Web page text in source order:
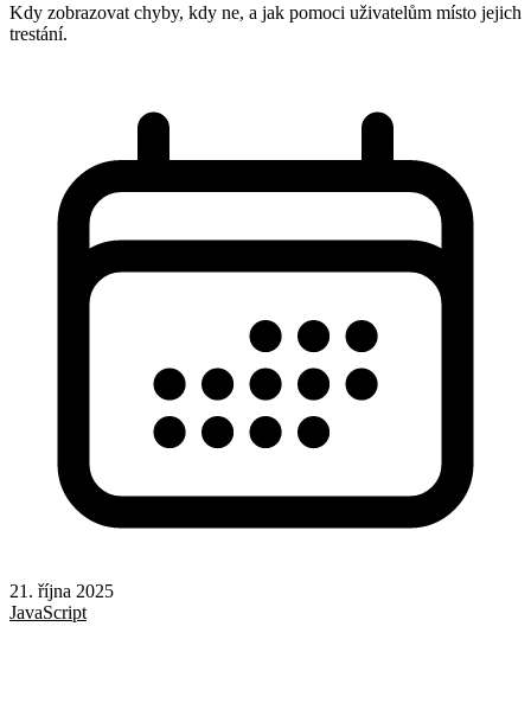
Kdy zobrazovat chyby, kdy ne, a jak pomoci uživatelům místo jejich
trestání.
21. října 2025
JavaScript